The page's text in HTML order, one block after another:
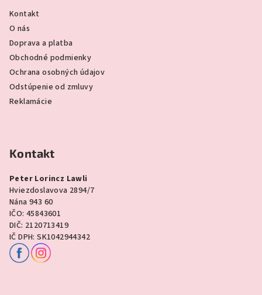
Kontakt
O nás
Doprava a platba
Obchodné podmienky
Ochrana osobných údajov
Odstúpenie od zmluvy
Reklamácie
Kontakt
Peter Lorincz Lawli
Hviezdoslavova 2894/7
Nána 943 60
IČO: 45843601
DIČ: 2120713419
IČ DPH: SK1042944342